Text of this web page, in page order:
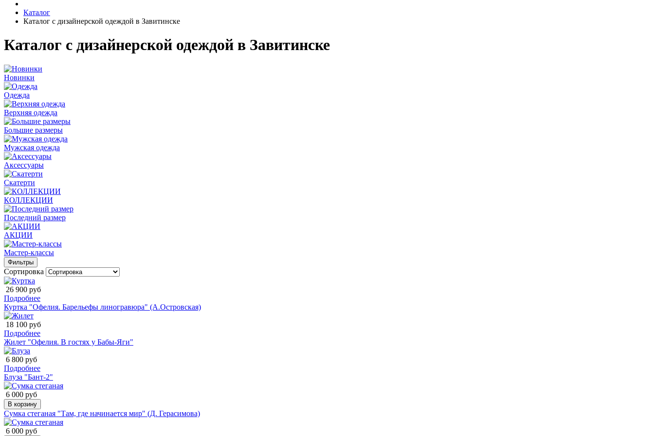
Каталог
Каталог с дизайнерской одеждой в Завитинске
Каталог с дизайнерской одеждой в Завитинске
Новинки
Одежда
Верхняя одежда
Большие размеры
Мужская одежда
Аксессуары
Скатерти
КОЛЛЕКЦИИ
Последний размер
АКЦИИ
Мастер-классы
Фильтры
Сортировка
26 900 руб
Подробнее
Куртка "Офелия. Барельефы линогравюра" (А.Островская)
18 100 руб
Подробнее
Жилет "Офелия. В гостях у Бабы-Яги"
6 800 руб
Подробнее
Блуза "Бант-2"
6 000 руб
В корзину
Сумка стеганая "Там, где начинается мир" (Д. Герасимова)
6 000 руб